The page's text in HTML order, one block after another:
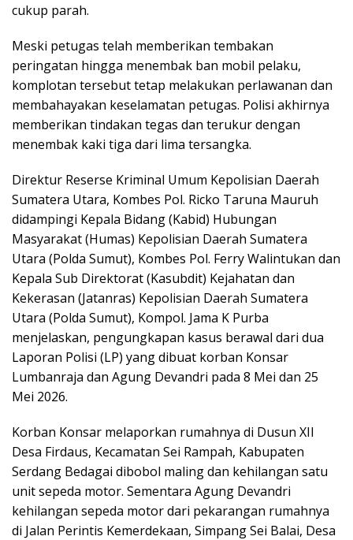
cukup parah.
Meski petugas telah memberikan tembakan
peringatan hingga menembak ban mobil pelaku,
komplotan tersebut tetap melakukan perlawanan dan
membahayakan keselamatan petugas. Polisi akhirnya
memberikan tindakan tegas dan terukur dengan
menembak kaki tiga dari lima tersangka.
Direktur Reserse Kriminal Umum Kepolisian Daerah
Sumatera Utara, Kombes Pol. Ricko Taruna Mauruh
didampingi Kepala Bidang (Kabid) Hubungan
Masyarakat (Humas) Kepolisian Daerah Sumatera
Utara (Polda Sumut), Kombes Pol. Ferry Walintukan dan
Kepala Sub Direktorat (Kasubdit) Kejahatan dan
Kekerasan (Jatanras) Kepolisian Daerah Sumatera
Utara (Polda Sumut), Kompol. Jama K Purba
menjelaskan, pengungkapan kasus berawal dari dua
Laporan Polisi (LP) yang dibuat korban Konsar
Lumbanraja dan Agung Devandri pada 8 Mei dan 25
Mei 2026.
Korban Konsar melaporkan rumahnya di Dusun XII
Desa Firdaus, Kecamatan Sei Rampah, Kabupaten
Serdang Bedagai dibobol maling dan kehilangan satu
unit sepeda motor. Sementara Agung Devandri
kehilangan sepeda motor dari pekarangan rumahnya
di Jalan Perintis Kemerdekaan, Simpang Sei Balai, Desa